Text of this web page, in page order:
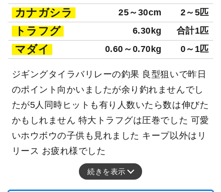
カナガシラ
25～30cm 2～5匹
トラフグ 6.30kg 合計1匹
マダイ 0.60～0.70kg 0～1匹
ジギングタイラバリレーの釣果 良型狙いで昨日
のポイント向かいましたが余り釣れませんでし
たが5人同時ヒットも有り人数いたら数は伸びた
かもしれません 特大トラフグは圧巻でした 可愛
いホウボウの子供も見れました キープ以外はリ
リース お疲れ様でした
続きを表示